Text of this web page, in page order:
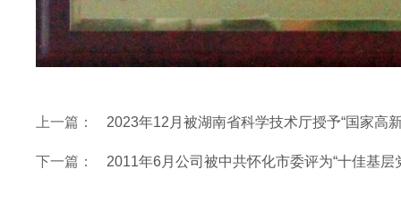
上一篇： 2023年12月被湖南省科学技术厅授予“国家高
下一篇： 2011年6月公司被中共怀化市委评为“十佳基层